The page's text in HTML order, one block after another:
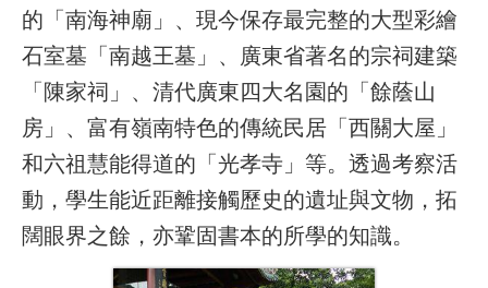
的「南海神廟」、現今保存最完整的大型彩繪
石室墓「南越王墓」、廣東省著名的宗祠建築
「陳家祠」、清代廣東四大名園的「餘蔭山
房」、富有嶺南特色的傳統民居「西關大屋」
和六祖慧能得道的「光孝寺」等。透過考察活
動，學生能近距離接觸歷史的遺址與文物，拓
闊眼界之餘，亦鞏固書本的所學的知識。